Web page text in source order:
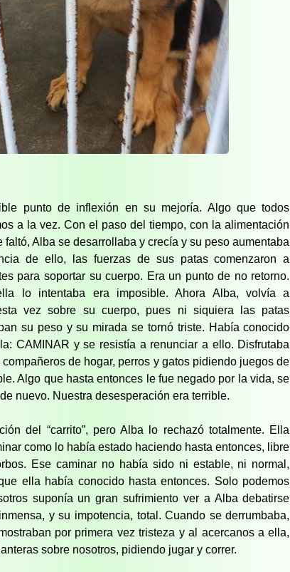
punto de inflexión en su mejoría. Algo que todos
a la vez. Con el paso del tiempo, con la alimentación
faltó, Alba se desarrollaba y crecía y su peso aumentaba
de ello, las fuerzas de sus patas comenzaron a
para soportar su cuerpo. Era un punto de no retorno.
lo intentaba era imposible. Ahora Alba, volvía a
vez sobre su cuerpo, pues ni siquiera las patas
su peso y su mirada se tornó triste. Había conocido
CAMINAR y se resistía a renunciar a ello. Disfrutaba
compañeros de hogar, perros y gatos pidiendo juegos de
Algo que hasta entonces le fue negado por la vida, se
nuevo. Nuestra desesperación era terrible.
del “carrito”, pero Alba lo rechazó totalmente. Ella
como lo había estado haciendo hasta entonces, libre
Ese caminar no había sido ni estable, ni normal,
ella había conocido hasta entonces. Solo podemos
suponía un gran sufrimiento ver a Alba debatirse
y su impotencia, total. Cuando se derrumbaba,
por primera vez tristeza y al acercanos a ella,
sobre nosotros, pidiendo jugar y correr.